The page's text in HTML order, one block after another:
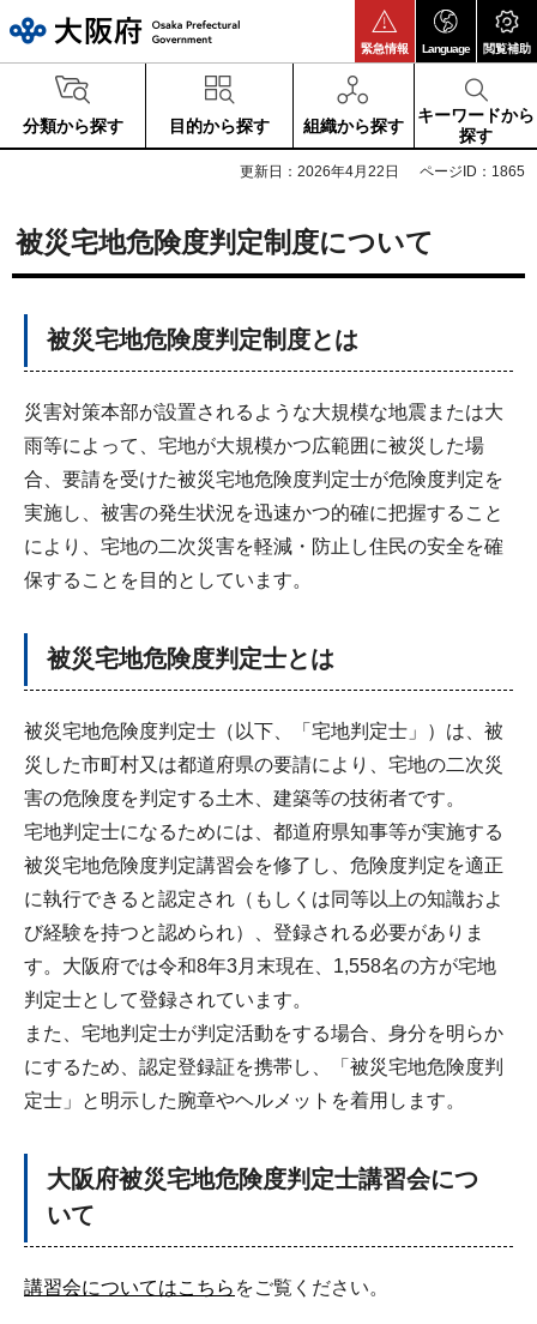
緊急情報 Language 閲覧補助
分類から探す 目的から探す 組織から探す
キーワードから
探す
更新日：2026年4月22日 ページID：1865
被災宅地危険度判定制度について
被災宅地危険度判定制度とは
災害対策本部が設置されるような大規模な地震または大
雨等によって、宅地が大規模かつ広範囲に被災した場
合、要請を受けた被災宅地危険度判定士が危険度判定を
実施し、被害の発生状況を迅速かつ的確に把握すること
により、宅地の二次災害を軽減・防止し住民の安全を確
保することを目的としています。
被災宅地危険度判定士とは
被災宅地危険度判定士（以下、「宅地判定士」）は、被
災した市町村又は都道府県の要請により、宅地の二次災
害の危険度を判定する土木、建築等の技術者です。
宅地判定士になるためには、都道府県知事等が実施する
被災宅地危険度判定講習会を修了し、危険度判定を適正
に執行できると認定され（もしくは同等以上の知識およ
び経験を持つと認められ）、登録される必要がありま
す。大阪府では令和8年3月末現在、1,558名の方が宅地
判定士として登録されています。
また、宅地判定士が判定活動をする場合、身分を明らか
にするため、認定登録証を携帯し、「被災宅地危険度判
定士」と明示した腕章やヘルメットを着用します。
大阪府被災宅地危険度判定士講習会につ
いて
講習会についてはこちら をご覧ください。